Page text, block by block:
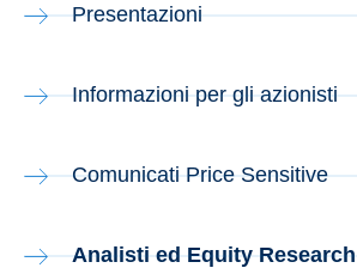
Presentazioni
Informazioni per gli azionisti
Comunicati Price Sensitive
Analisti ed Equity Research